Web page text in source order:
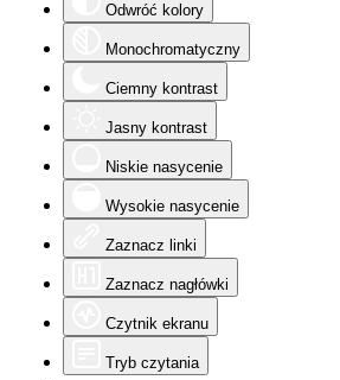
Odwróć kolory
Monochromatyczny
Ciemny kontrast
Jasny kontrast
Niskie nasycenie
Wysokie nasycenie
Zaznacz linki
Zaznacz nagłówki
Czytnik ekranu
Tryb czytania